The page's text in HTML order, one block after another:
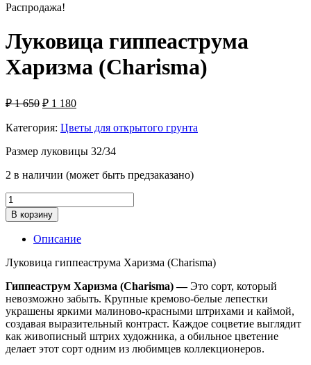
Распродажа!
Луковица гиппеаструма
Харизма (Charisma)
₽1 650 Первоначальная
составляла
650.
₽ 1 180Текущая
₽ 1
Категория: Цветы для открытого грунта
Размер луковицы 32/34
2 в наличии (может быть предзаказано)
Количество
товара
Луковица
гиппеаструма
Харизма
(Charisma)
В корзину
Описание
Луковица гиппеаструма Харизма (Charisma)
Гиппеаструм Харизма (Charisma) —Это сорт, который
невозможно забыть. Крупные кремово-белые лепестки
украшены яркими малиново-красными штрихами и каймой,
создавая выразительный контраст. Каждое соцветие выглядит
как живописный штрих художника, а обильное цветение
делает этот сорт одним из любимцев коллекционеров.